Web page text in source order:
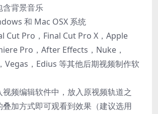
含背景音乐
和 Mac OSX 系统
Cut Pro，Final Cut Pro X，Apple
Pro，After Effects，Nuke，
Vegas，Edius 等其他后期视频制作软
视频编辑软件中，放入原视频轨道之
加方式即可观看到效果（建议选用